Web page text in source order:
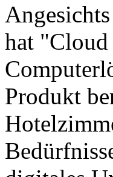
hat
Produkt